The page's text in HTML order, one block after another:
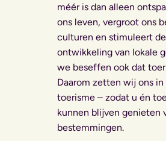
méér is dan alleen
ons leven, vergroot ons
culturen en stimuleert
ontwikkeling van lokale
we beseffen ook dat
Daarom zetten wij ons
toerisme – zodat u én
kunnen blijven genieten
bestemmingen.